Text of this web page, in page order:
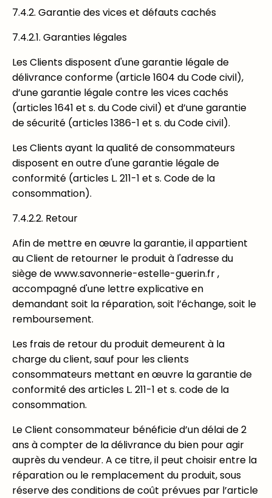
7.4.2. Garantie des vices et défauts cachés
7.4.2.1. Garanties légales
Les Clients disposent d'une garantie légale de
délivrance conforme (article 1604 du Code civil),
d’une garantie légale contre les vices cachés
(articles 1641 et s. du Code civil) et d’une garantie
de sécurité (articles 1386-1 et s. du Code civil).
Les Clients ayant la qualité de consommateurs
disposent en outre d'une garantie légale de
conformité (articles L. 211-1 et s. Code de la
consommation).
7.4.2.2. Retour
Afin de mettre en œuvre la garantie, il appartient
au Client de retourner le produit à l'adresse du
siège de www.savonnerie-estelle-guerin.fr ,
accompagné d'une lettre explicative en
demandant soit la réparation, soit l’échange, soit le
remboursement.
Les frais de retour du produit demeurent à la
charge du client, sauf pour les clients
consommateurs mettant en œuvre la garantie de
conformité des articles L. 211-1 et s. code de la
consommation.
Le Client consommateur bénéficie d’un délai de 2
ans à compter de la délivrance du bien pour agir
auprès du vendeur. A ce titre, il peut choisir entre la
réparation ou le remplacement du produit, sous
réserve des conditions de coût prévues par l’article